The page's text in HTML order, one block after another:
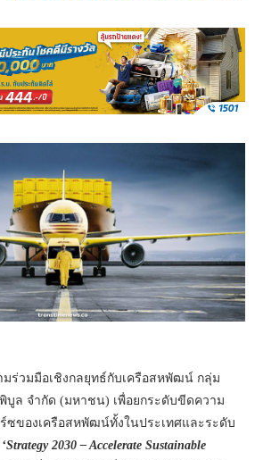
มร่วมมือเชิงกลยุทธ์กับเครือสหพัฒน์ กลุ่ม
ล จำกัด (มหาชน) เพื่อยกระดับขีดความ
ซของเครือสหพัฒน์ทั้งในประเทศและระดับ
‘Strategy 2030 – Accelerate Sustainable